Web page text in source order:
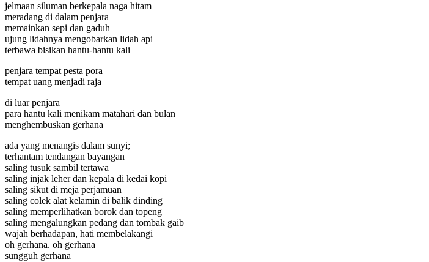
jelmaan siluman berkepala naga hitam
meradang di dalam penjara
memainkan sepi dan gaduh
ujung lidahnya mengobarkan lidah api
terbawa bisikan hantu-hantu kali
penjara tempat pesta pora
tempat uang menjadi raja
di luar penjara
para hantu kali menikam matahari dan bulan
menghembuskan gerhana
ada yang menangis dalam sunyi;
terhantam tendangan bayangan
saling tusuk sambil tertawa
saling injak leher dan kepala di kedai kopi
saling sikut di meja perjamuan
saling colek alat kelamin di balik dinding
saling memperlihatkan borok dan topeng
saling mengalungkan pedang dan tombak gaib
wajah berhadapan, hati membelakangi
oh gerhana. oh gerhana
sungguh gerhana